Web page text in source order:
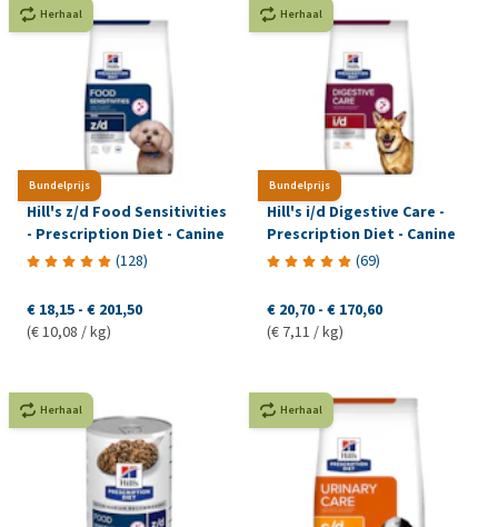
Bundelprijs
Herhaal
Hill's z/d Food Sensitivities
- Prescription Diet - Canine
(128)
€ 18,15 - € 201,50
(€ 10,08 / kg)
Bundelprijs
Herhaal
Hill's i/d Digestive Care -
Prescription Diet - Canine
(69)
€ 20,70 - € 170,60
(€ 7,11 / kg)
Herhaal Herhaal